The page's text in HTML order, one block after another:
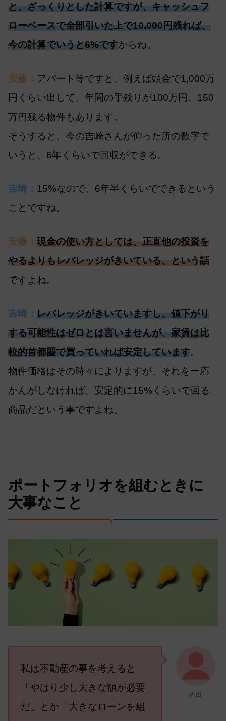
と、ざっくりとした計算ですが、キャッシュフ
ローベースで全部引いた上で10,000円残れば、
今の計算でいうと6%ですからね。
安藤： アパート等ですと、例えば頭金で1,000万
円くらい出して、年間の手残りが100万円、150
万円残る物件もあります。
そうすると、今の吉崎さんが仰った所の数字で
いうと、6年くらいで回収ができる。
吉崎： 15%なので、6年半くらいでできるという
ことですね。
安藤： 現金の使い方としては、正直他の投資を
やるよりもレバレッジがきいている、という話
ですよね。
吉崎： レバレッジがきいていますし、値下がり
する可能性はゼロとは言いませんが、家賃は比
較的首都圏で買っていれば安定しています。
物件価格はその時々によりますが、それを一応
かんがしなければ、安定的に15%くらいで回る
商品だという事ですよね。
ポートフォリオを組むときに
大事なこと
内田
私は不動産の事を考えると
「やはり少し大きな額が必要
だ」とか「大きなローンを組